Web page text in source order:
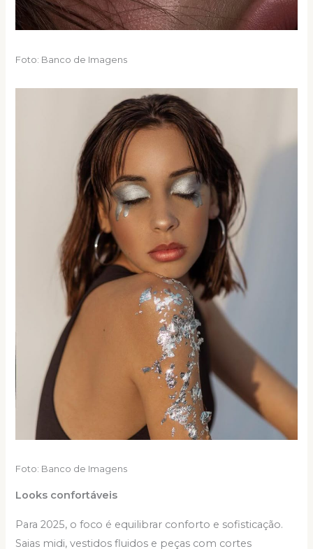
Foto: Banco de Imagens
Foto: Banco de Imagens
Looks confortáveis
Para 2025, o foco é equilibrar conforto e sofisticação.
Saias midi, vestidos fluidos e peças com cortes